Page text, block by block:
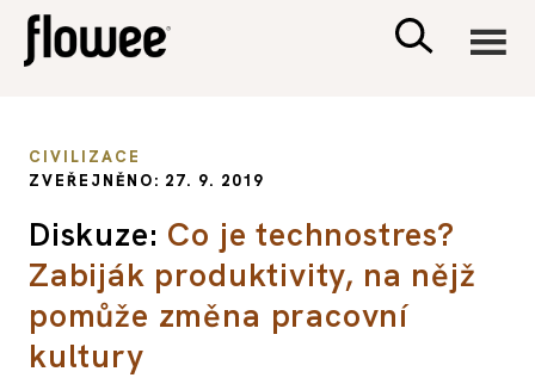
PSYCHOLOGIE
CIVILIZACE
ZVEŘEJNĚNO: 27. 9. 2019
Diskuze: Co je technostres?
Zabiják produktivity, na nějž
pomůže změna pracovní
kultury